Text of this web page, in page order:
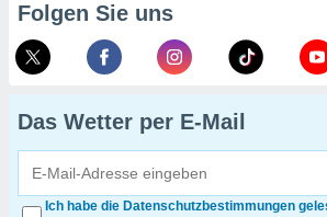
Folgen Sie uns
Das Wetter per E-Mail
Ich habe die Datenschutzbestimmungen